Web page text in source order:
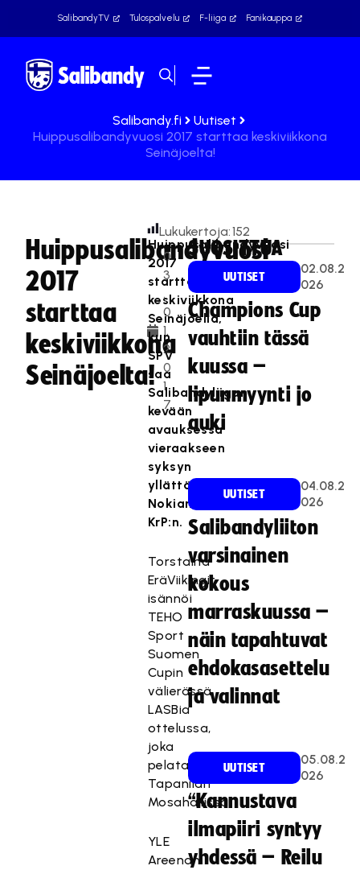
SalibandyTV Tulospalvelu F-liiga Fanikauppa
Salibandy.fi
Uutiset
Huippusalibandyvuosi 2017 starttaa keskiviikkona
Seinäjoelta!
Huippusalibandyvuosi
2017
starttaa
keskiviikkona
Seinäjoelta!
0
3
.
0
1.
2
0
1
7
Lukukertoja:152
Huippusalibandyvuosi
2017
starttaa
keskiviikkona
Seinäjoella,
kun
SPV
saa
Salibandyliigan
kevään
avauksessa
vieraakseen
syksyn
yllättäjä
Nokian
KrP:n.
Torstaina
EräViikingit
isännöi
TEHO
Sport
Suomen
Cupin
välierässä
LASBia
ottelussa,
joka
pelataan
Tapanilan
Mosahallissa.
YLE
Areenan
SUOSITTUA
UUTISET
02.08.2
026
Champions Cup
vauhtiin tässä
kuussa –
lipunmyynti jo
auki
UUTISET
04.08.2
026
Salibandyliiton
varsinainen
kokous
marraskuussa –
näin tapahtuvat
ehdokasasettelu
ja valinnat
UUTISET
05.08.2
026
“Kannustava
ilmapiiri syntyy
yhdessä – Reilu